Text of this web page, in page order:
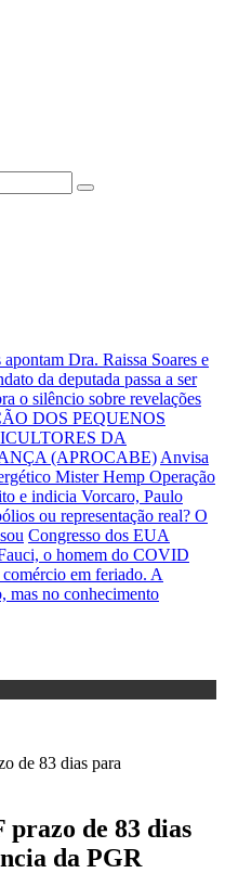
Dra. Raissa Soares e
da deputada passa a ser
o silêncio sobre revelações
DOS PEQUENOS
DA
(APROCABE) Anvisa
Mister Hemp Operação
e indicia Vorcaro, Paulo
ou representação real? O
Congresso dos EUA
o homem do COVID
em feriado. A
mas no conhecimento
prazo de 83 dias
da PGR